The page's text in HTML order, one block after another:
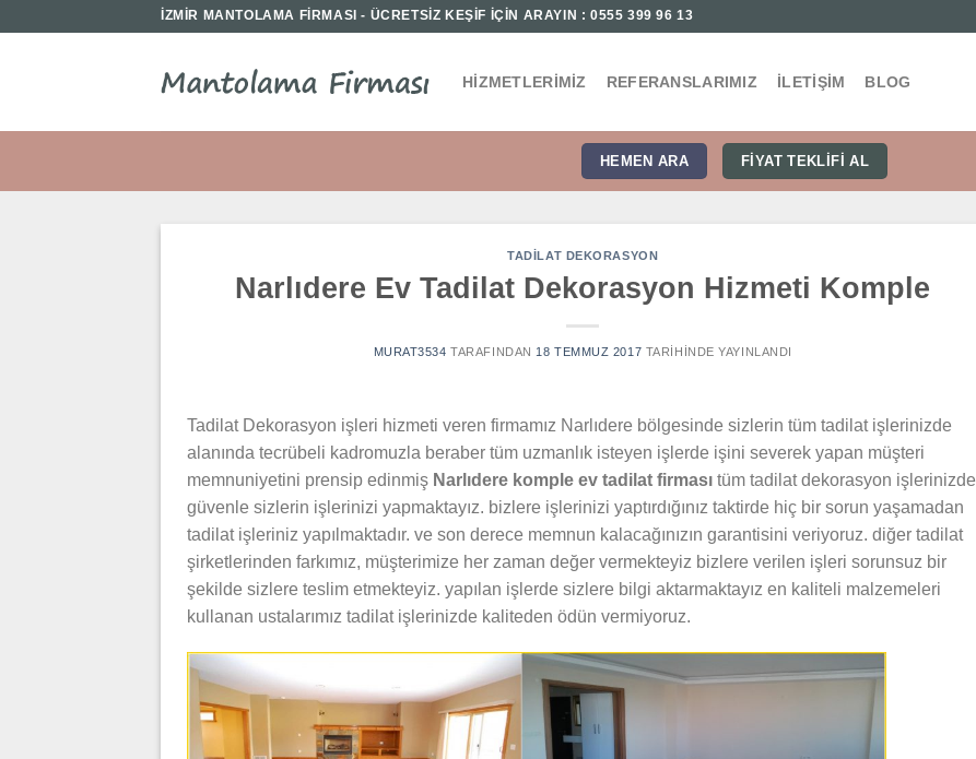
İZMİR MANTOLAMA FİRMASI - ÜCRETSİZ KEŞİF İÇİN ARAYIN : 0555 399 96 13
HIZMETLERIMIZ REFERANSLARIMIZ İLETIŞIM BLOG
HEMEN ARA FIYAT TEKLIFI AL
TADILAT DEKORASYON
Narlıdere Ev Tadilat Dekorasyon Hizmeti Komple
MURAT3534 TARAFINDAN 18 TEMMUZ 2017 TARIHINDE YAYINLANDI
Tadilat Dekorasyon işleri hizmeti veren firmamız Narlıdere bölgesinde sizlerin tüm tadilat işlerinizde
alanında tecrübeli kadromuzla beraber tüm uzmanlık isteyen işlerde işini severek yapan müşteri
memnuniyetini prensip edinmiş Narlıdere komple ev tadilat firması tüm tadilat dekorasyon işlerinizde
güvenle sizlerin işlerinizi yapmaktayız. bizlere işlerinizi yaptırdığınız taktirde hiç bir sorun yaşamadan
tadilat işleriniz yapılmaktadır. ve son derece memnun kalacağınızın garantisini veriyoruz. diğer tadilat
şirketlerinden farkımız, müşterimize her zaman değer vermekteyiz bizlere verilen işleri sorunsuz bir
şekilde sizlere teslim etmekteyiz. yapılan işlerde sizlere bilgi aktarmaktayız en kaliteli malzemeleri
kullanan ustalarımız tadilat işlerinizde kaliteden ödün vermiyoruz.